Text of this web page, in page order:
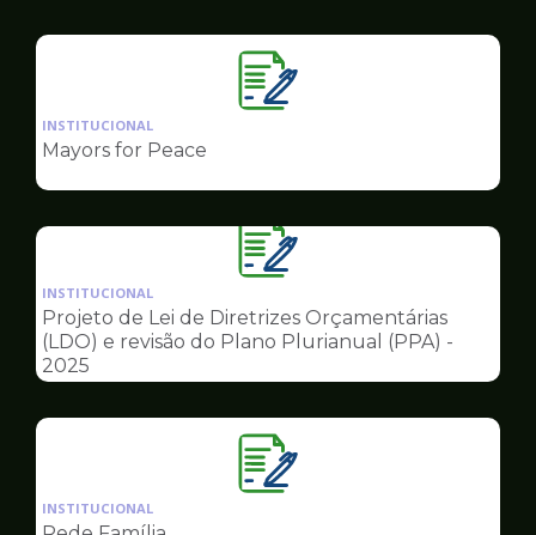
Governo
Ilustração
da
Governo
INSTITUCIONAL
Mayors for Peace
Ilustração
da
pagina
de
INSTITUCIONAL
Projeto de Lei de Diretrizes Orçamentárias
(LDO) e revisão do Plano Plurianual (PPA) -
2025
Ilustração
da
INSTITUCIONAL